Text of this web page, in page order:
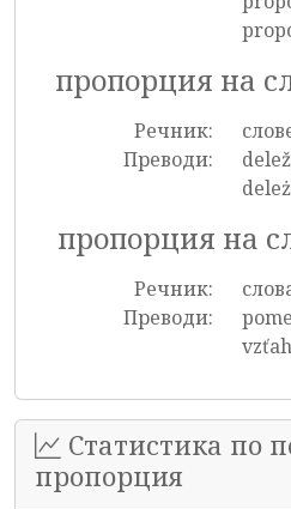
пропорция на
Речник:
Преводи:
deleż
пропорция на
Речник:
Преводи:
vzťah
Статистика по
пропорция